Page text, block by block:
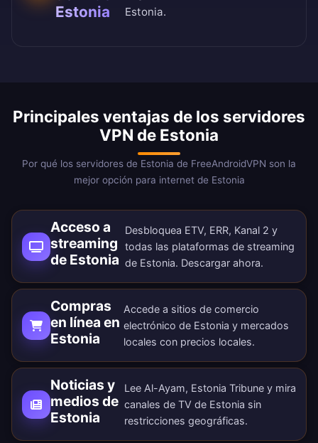
Estonia
Estonia.
Principales ventajas de los servidores
VPN de Estonia
Por qué los servidores de Estonia de FreeAndroidVPN son la
mejor opción para internet de Estonia
Acceso a
streaming
de Estonia
Desbloquea ETV, ERR, Kanal 2 y
todas las plataformas de streaming
de Estonia. Descargar ahora.
Compras
en línea en
Estonia
Accede a sitios de comercio
electrónico de Estonia y mercados
locales con precios locales.
Noticias y
medios de
Estonia
Lee Al-Ayam, Estonia Tribune y mira
canales de TV de Estonia sin
restricciones geográficas.